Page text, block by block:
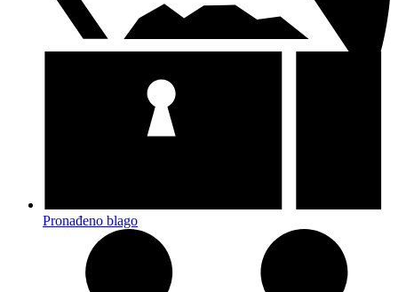
Pronađeno blago